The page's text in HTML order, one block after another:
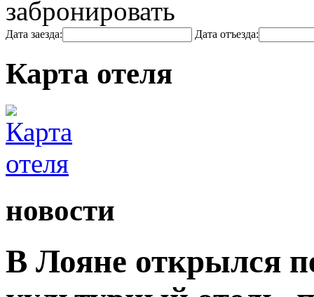
забронировать
Дата заезда: Дата отъезда:
Карта отеля
новости
В Лояне открылся